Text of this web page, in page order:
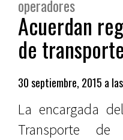
operadores
Acuerdan
de
30 septiembre, 2015 a
La encargada
Transporte de